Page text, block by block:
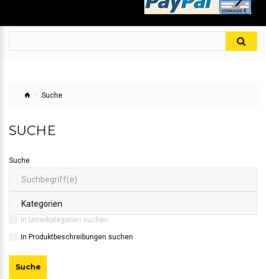
Suche
SUCHE
Suche
In Unterkategorien suchen
In Produktbeschreibungen suchen